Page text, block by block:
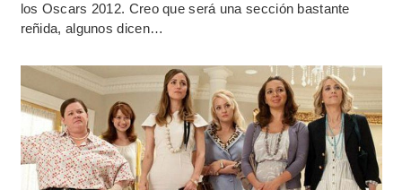
los Oscars 2012. Creo que será una sección bastante
reñida, algunos dicen…